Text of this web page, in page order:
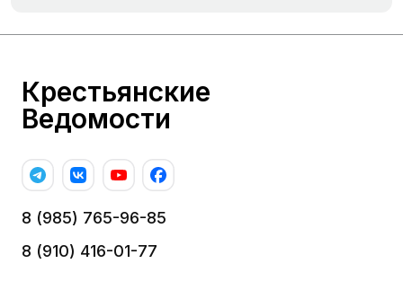
Крестьянские
Ведомости
8 (985) 765-96-85
8 (910) 416-01-77